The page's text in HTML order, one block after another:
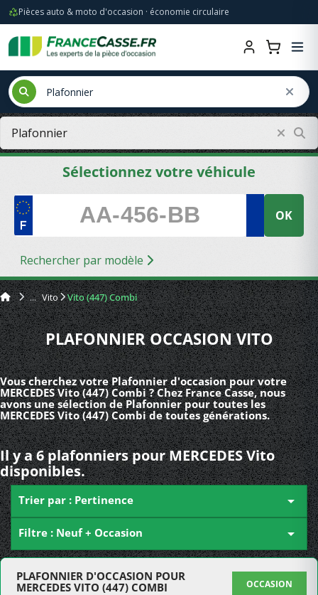
Pièces auto & moto d'occasion · économie circulaire
Sélectionnez votre véhicule
OK
Rechercher par modèle
Vito Vito (447) Combi
PLAFONNIER OCCASION VITO
Vous cherchez votre Plafonnier d'occasion pour votre
MERCEDES Vito (447) Combi ? Chez France Casse, nous
avons une sélection de Plafonnier pour toutes les
MERCEDES Vito (447) Combi de toutes générations.
Il y a 6 plafonniers pour MERCEDES Vito
disponibles.
Trier par : Pertinence 
Filtre : Neuf + Occasion 
PLAFONNIER D'OCCASION POUR
MERCEDES VITO (447) COMBI
OCCASION